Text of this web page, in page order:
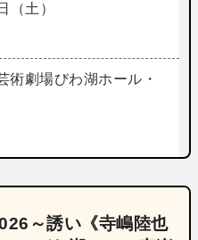
（土）
術劇場びわ湖ホール・
～誘い《寺嶋陸也